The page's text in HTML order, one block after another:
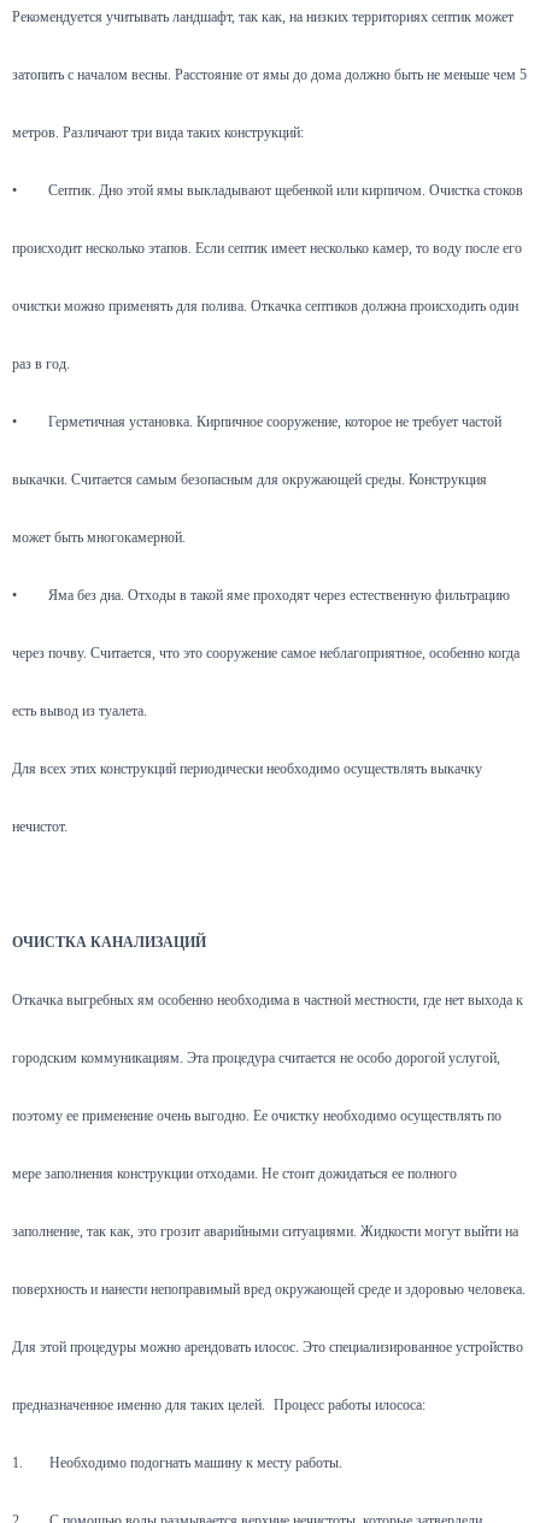
Рекомендуется учитывать ландшафт, так как, на низких территориях септик может
затопить с началом весны. Расстояние от ямы до дома должно быть не меньше чем 5
метров. Различают три вида таких конструкций:
• Септик. Дно этой ямы выкладывают щебенкой или кирпичом. Очистка стоков
происходит несколько этапов. Если септик имеет несколько камер, то воду после его
очистки можно применять для полива. Откачка септиков должна происходить один
раз в год.
• Герметичная установка. Кирпичное сооружение, которое не требует частой
выкачки. Считается самым безопасным для окружающей среды. Конструкция
может быть многокамерной.
• Яма без дна. Отходы в такой яме проходят через естественную фильтрацию
через почву. Считается, что это сооружение самое неблагоприятное, особенно когда
есть вывод из туалета.
Для всех этих конструкций периодически необходимо осуществлять выкачку
нечистот.
ОЧИСТКА КАНАЛИЗАЦИЙ
Откачка выгребных ям особенно необходима в частной местности, где нет выхода к
городским коммуникациям. Эта процедура считается не особо дорогой услугой,
поэтому ее применение очень выгодно. Ее очистку необходимо осуществлять по
мере заполнения конструкции отходами. Не стоит дожидаться ее полного
заполнение, так как, это грозит аварийными ситуациями. Жидкости могут выйти на
поверхность и нанести непоправимый вред окружающей среде и здоровью человека.
Для этой процедуры можно арендовать илосос. Это специализированное устройство
предназначенное именно для таких целей. Процесс работы илососа:
1. Необходимо подогнать машину к месту работы.